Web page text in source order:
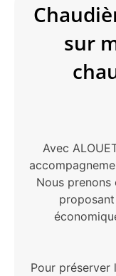
sur
Avec
Nous prenons
Pour